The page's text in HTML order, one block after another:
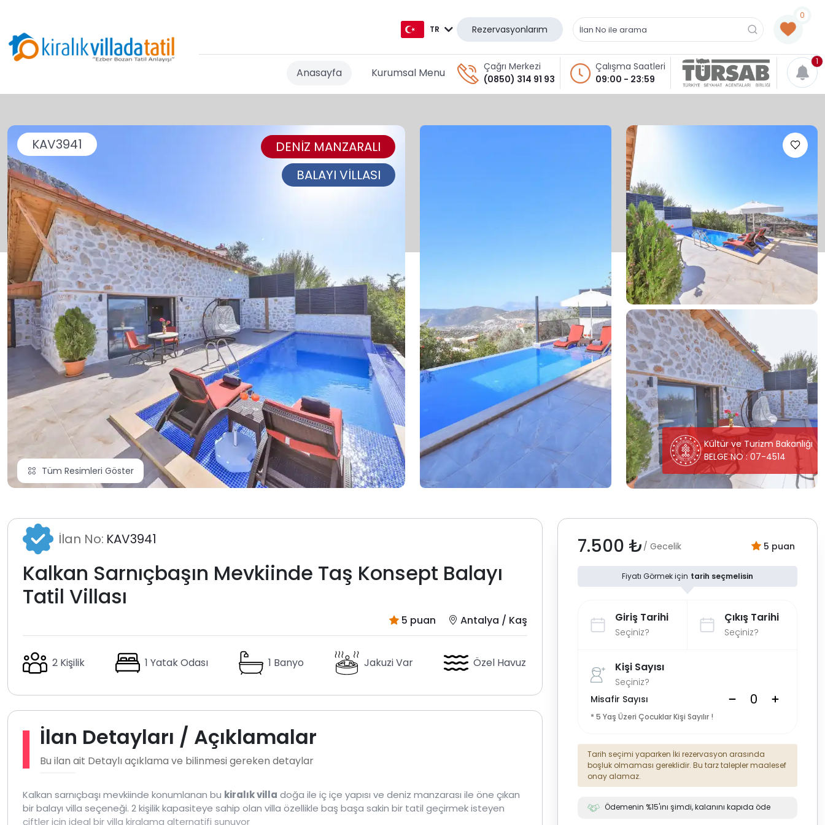
TR Rezervasyonlarım
0
Anasayfa Kurumsal Menu
Çağrı Merkezi
(0850) 314 91 93
Çalışma Saatleri
09:00 - 23:59
1
KAV3941
DENİZ MANZARALI
BALAYI VİLLASI
Tüm Resimleri Göster
Kültür ve Turizm Bakanlığı
BELGE NO : 07-4514
İlan No: KAV3941
Kalkan Sarnıçbaşın Mevkiinde Taş Konsept Balayı
Tatil Villası
5 puan Antalya / Kaş
2 Kişilik 1 Yatak Odası 1 Banyo Jakuzi Var Özel Havuz
İlan Detayları / Açıklamalar
Bu ilan ait Detaylı açıklama ve bilinmesi gereken detaylar
Kalkan sarnıçbaşı mevkiinde konumlanan bu kiralık villa doğa ile iç içe yapısı ve deniz manzarası ile öne çıkan
bir balayı villa seçeneği. 2 kişilik kapasiteye sahip olan villa özellikle baş başa sakin bir tatil geçirmek isteyen
çiftler için ideal bir villa kiralama alternatifi sunuyor
7.500 ₺ / Gecelik 5 puan
Fiyatı Görmek için tarih seçmelisin
Giriş Tarihi
Seçiniz?
Çıkış Tarihi
Seçiniz?
Kişi Sayısı
Seçiniz?
Misafir Sayısı
* 5 Yaş Üzeri Çocuklar Kişi Sayılır !
Tarih seçimi yaparken İki rezervasyon arasında
boşluk olmaması gereklidir. Bu tarz talepler maalesef
onay alamaz.
Ödemenin %15'ını şimdi, kalanını kapıda öde